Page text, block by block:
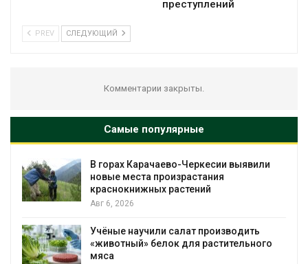
преступлений
PREV СЛЕДУЮЩИЙ
Комментарии закрыты.
Самые популярные
В горах Карачаево-Черкесии выявили
новые места произрастания
краснокнижных растений
Авг 6, 2026
Учёные научили салат производить
«животный» белок для растительного
мяса